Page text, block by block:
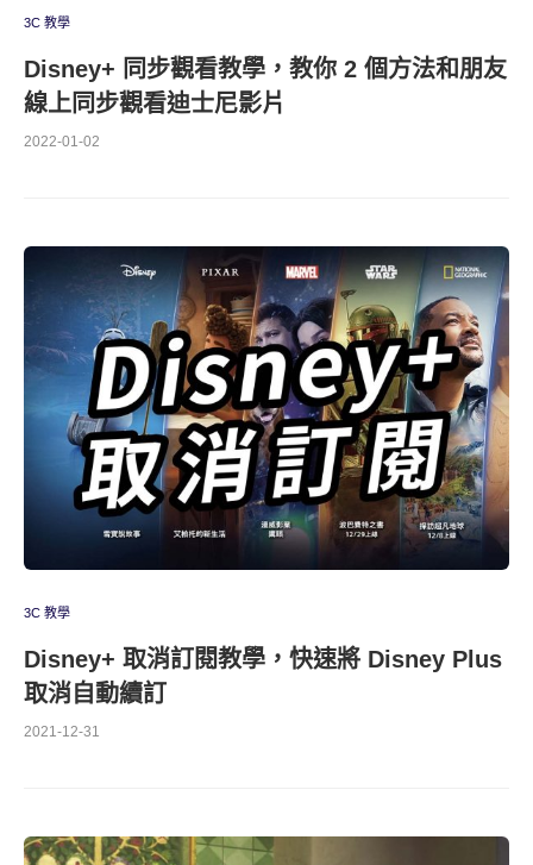
3C 教學
Disney+ 同步觀看教學，教你 2 個方法和朋友
線上同步觀看迪士尼影片
2022-01-02
3C 教學
Disney+ 取消訂閱教學，快速將 Disney Plus
取消自動續訂
2021-12-31